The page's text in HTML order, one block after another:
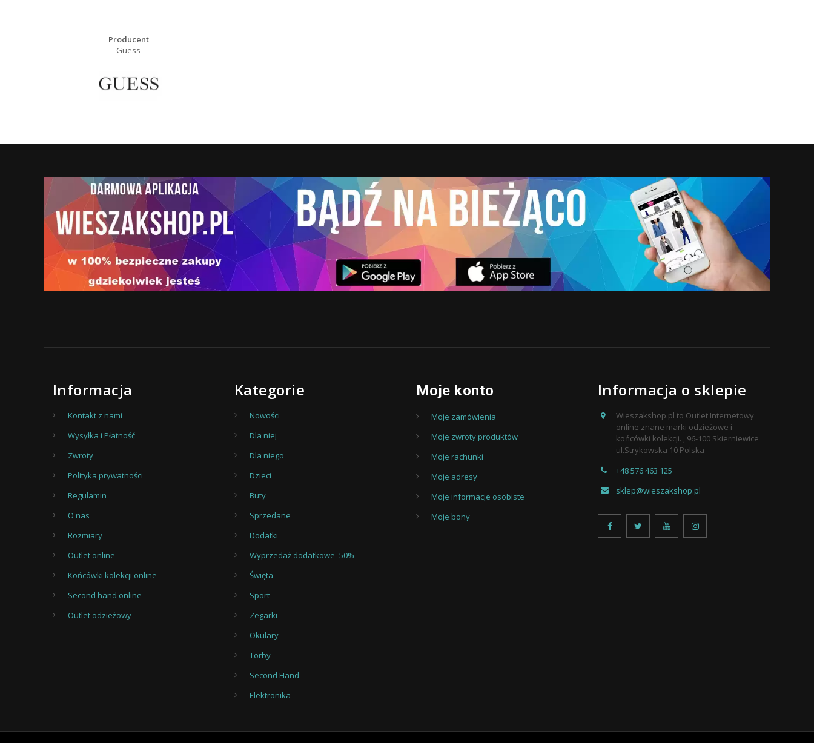
Producent
Guess
Informacja
Kontakt z nami
Wysyłka i Płatność
Zwroty
Polityka prywatności
Regulamin
O nas
Rozmiary
Outlet online
Końcówki kolekcji online
Second hand online
Outlet odzieżowy
Kategorie
Nowości
Dla niej
Dla niego
Dzieci
Buty
Sprzedane
Dodatki
Wyprzedaż dodatkowe -50%
Święta
Sport
Zegarki
Okulary
Torby
Second Hand
Elektronika
Moje konto
Moje zamówienia
Moje zwroty produktów
Moje rachunki
Moje adresy
Moje informacje osobiste
Moje bony
Informacja o sklepie
Wieszakshop.pl to Outlet Internetowy
online znane marki odzieżowe i
końcówki kolekcji. , 96-100 Skierniewice
ul.Strykowska 10 Polska
+48 576 463 125
sklep@wieszakshop.pl